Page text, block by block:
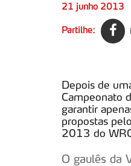
21 junho 2013
Partilhe:
Depois de
Campeonato
garantir
propostas
2013 do
O gaulês da